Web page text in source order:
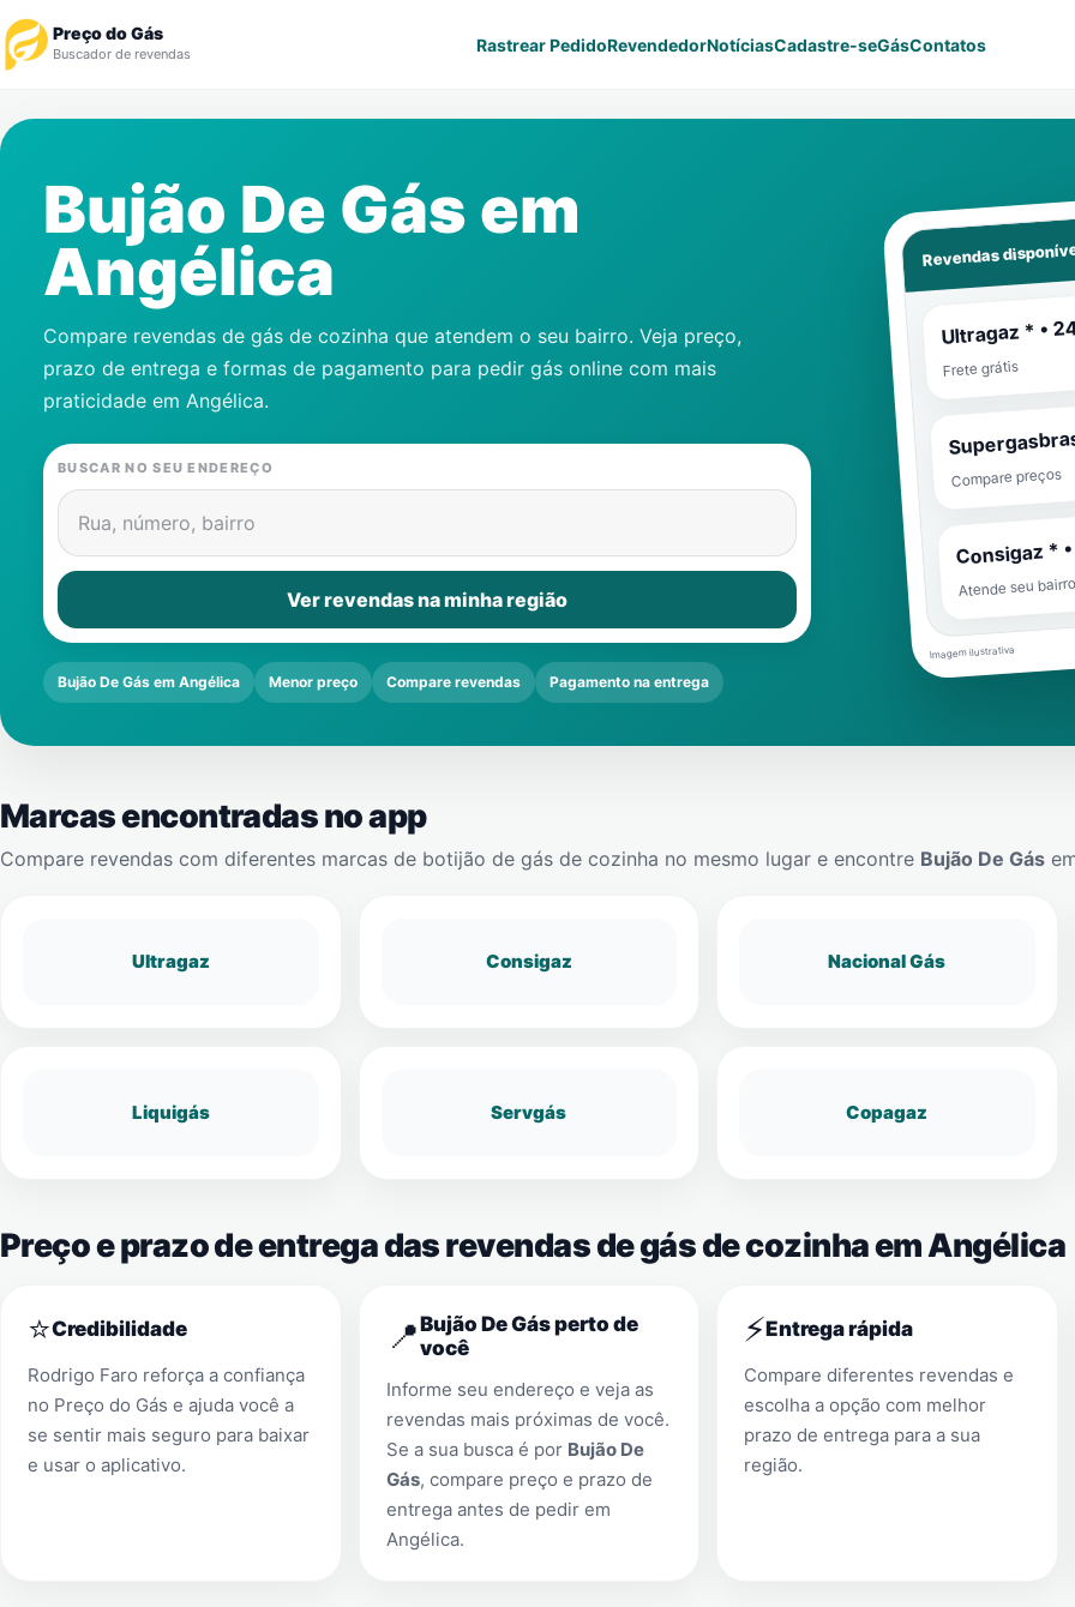
Preço do Gás
Buscador de revendas Rastrear PedidoRevendedorNotíciasCadastre-seGásContatos
Revendedor
Notícias
Gás
Contatos
Bujão De Gás em
Angélica
Compare revendas de gás de cozinha que atendem o seu bairro. Veja preço,
prazo de entrega e formas de pagamento para pedir gás online com mais
praticidade em Angélica.
BUSCAR NO SEU ENDEREÇO
Rua, número, bairro
Ver revendas na minha região
Bujão De Gás em Angélica Menor preço Compare revendas Pagamento na entrega
Revendas
Ultragaz * •
Frete grátis
Compare preços
Consigaz *
Atende seu
Imagem ilustrativa
Marcas encontradas no app
Compare revendas com diferentes marcas de botijão de gás de cozinha no mesmo lugar e encontre Bujão De Gás
Ultragaz Consigaz Nacional Gás
Liquigás Servgás Copagaz
Preço e prazo de entrega das revendas de gás de cozinha em Angélica
⭐Credibilidade
Rodrigo Faro reforça a confiança
no Preço do Gás e ajuda você a
se sentir mais seguro para baixar
e usar o aplicativo.
📍Bujão De Gás perto de
você
Informe seu endereço e veja as
revendas mais próximas de você.
Se a sua busca é por Bujão De
Gás, compare preço e prazo de
entrega antes de pedir em
Angélica.
⚡Entrega rápida
Compare diferentes revendas e
escolha a opção com melhor
prazo de entrega para a sua
região.